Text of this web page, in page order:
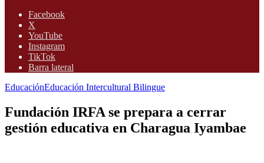
Facebook
X
YouTube
Instagram
TikTok
Barra lateral
EducaciónEducación Intercultural Bilingue
Fundación IRFA se prepara a cerrar
gestión educativa en Charagua Iyambae